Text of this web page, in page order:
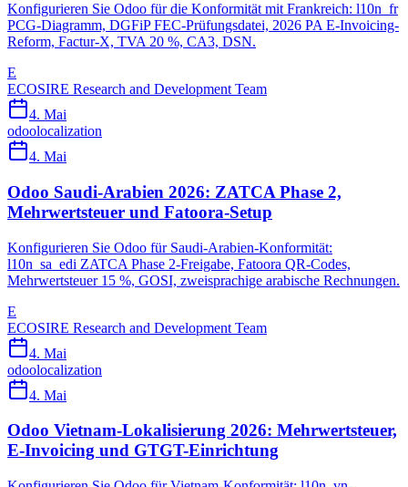
Konfigurieren Sie Odoo für die Konformität mit Frankreich: l10n_fr
PCG-Diagramm, DGFiP FEC-Prüfungsdatei, 2026 PA E-Invoicing-
Reform, Factur-X, TVA 20 %, CA3, DSN.
E
ECOSIRE Research and Development Team
4. Mai
odoolocalization
4. Mai
Odoo Saudi-Arabien 2026: ZATCA Phase 2,
Mehrwertsteuer und Fatoora-Setup
Konfigurieren Sie Odoo für Saudi-Arabien-Konformität:
l10n_sa_edi ZATCA Phase 2-Freigabe, Fatoora QR-Codes,
Mehrwertsteuer 15 %, GOSI, zweisprachige arabische Rechnungen.
E
ECOSIRE Research and Development Team
4. Mai
odoolocalization
4. Mai
Odoo Vietnam-Lokalisierung 2026: Mehrwertsteuer,
E-Invoicing und GTGT-Einrichtung